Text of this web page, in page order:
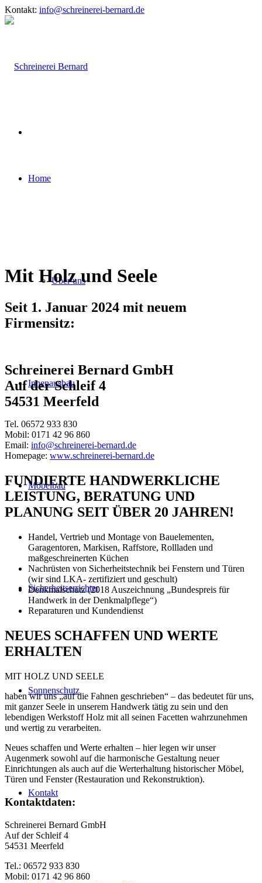
Kontakt: info@schreinerei-bernard.de
Home
Über uns
Innenausbau
Möbelbau
Sicherheitserrichter
Sonnenschutz
Kontakt
Mit Holz und Seele
Seit 1. Januar 2024 mit neuem
Firmensitz:
Schreinerei Bernard GmbH
Auf der Schleif 4
54531 Meerfeld
Tel. 06572 933 830
Mobil: 0171 42 96 860
Email: info@schreinerei-bernard.de
Homepage: www.schreinerei-bernard.de
FUNDIERTE HANDWERKLICHE
LEISTUNG, BERATUNG UND
PLANUNG SEIT ÜBER 20 JAHREN!
Handel, Vertrieb und Montage von Bauelementen,
Garagentoren, Markisen, Raffstore, Rollladen und
maßgeschreinerten Küchen
Nachrüsten von Sicherheitstechnik bei Fenstern und Türen
(wir sind LKA- zertifiziert und geschult)
Denkmalschutz (2018 Auszeichnung „Bundespreis für
Handwerk in der Denkmalpflege“)
Reparaturen und Kundendienst
NEUES SCHAFFEN UND WERTE
ERHALTEN
MIT HOLZ UND SEELE
haben wir uns „auf die Fahnen geschrieben“ – das bedeutet für uns,
mit ganzer Seele in unserem Handwerk tätig zu sein und den
lebendigen Werkstoff Holz mit all seinen Facetten wahrzunehmen
und wertig zu verarbeiten.
Neues schaffen und Werte erhalten – hier legen wir unser
Augenmerk sowohl auf die harmonische Gestaltung neuer
Einrichtungen als auch auf die Werterhaltung historischer Möbel,
Türen und Fenster (Restauration und Rekonstruktion).
Kontaktdaten:
Schreinerei Bernard GmbH
Auf der Schleif 4
54531 Meerfeld
Tel.: 06572 933 830
Mobil: 0171 42 96 860